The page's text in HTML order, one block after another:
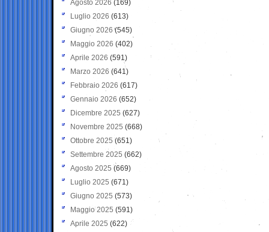
Agosto 2026 (169)
Luglio 2026 (613)
Giugno 2026 (545)
Maggio 2026 (402)
Aprile 2026 (591)
Marzo 2026 (641)
Febbraio 2026 (617)
Gennaio 2026 (652)
Dicembre 2025 (627)
Novembre 2025 (668)
Ottobre 2025 (651)
Settembre 2025 (662)
Agosto 2025 (669)
Luglio 2025 (671)
Giugno 2025 (573)
Maggio 2025 (591)
Aprile 2025 (622)